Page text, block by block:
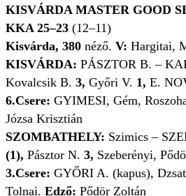
KISVÁRDA MASTER GOOD
KKA 25–23 (12–11)
Kisvárda, 380 néző. V: Hargitai,
KISVÁRDA: PÁSZTOR B. –
Kovalcsik B. 3, Győri V. 1, E.
6.Csere: GYIMESI, Gém,
Józsa Krisztián
SZOMBATHELY: Szimics –
(1), Pásztor N. 3, Szeberényi,
3.Csere: GYŐRI A. (kapus),
Tolnai. Edző: Pődör Zoltán